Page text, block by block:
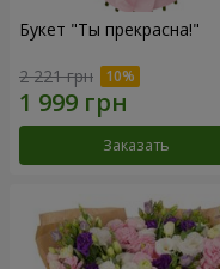
Букет "Ты прекрасна!"
2 221 грн
Заказать